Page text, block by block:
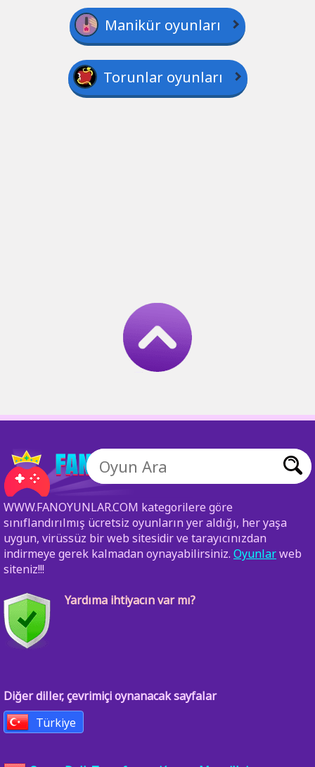
Manikür oyunları
Torunlar oyunları
WWW.FANOYUNLAR.COM kategorilere göre
sınıflandırılmış ücretsiz oyunların yer aldığı, her yaşa
uygun, virüssüz bir web sitesidir ve tarayıcınızdan
indirmeye gerek kalmadan oynayabilirsiniz. Oyunlarweb
siteniz!!!
Yardıma ihtiyacın var mı?
Diğer diller, çevrimiçi oynanacak sayfalar
Türkiye